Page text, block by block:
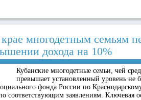
многодетным семьям
дохода на 10%
Кубанские многодетные семьи, чей
превышает установленный уровень не
фонда России по
соответствующим заявлениям. Ключевая